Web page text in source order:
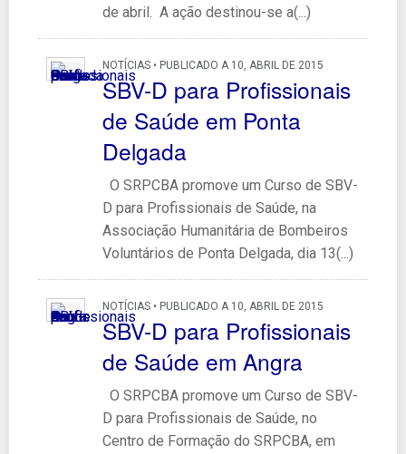
de abril. A ação destinou-se a(...)
NOTÍCIAS • PUBLICADO A 10, ABRIL DE 2015
SBV-D para Profissionais
de Saúde em Ponta
Delgada
O SRPCBA promove um Curso de SBV-
D para Profissionais de Saúde, na
Associação Humanitária de Bombeiros
Voluntários de Ponta Delgada, dia 13(...)
NOTÍCIAS • PUBLICADO A 10, ABRIL DE 2015
SBV-D para Profissionais
de Saúde em Angra
O SRPCBA promove um Curso de SBV-
D para Profissionais de Saúde, no
Centro de Formação do SRPCBA, em